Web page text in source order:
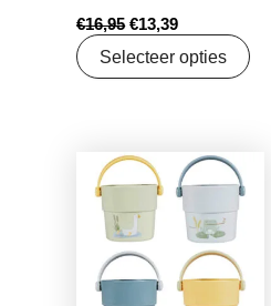
€16,95 €13,39
Selecteer opties
Oorspronkelijke
prijs
€16,95.
Huidige
prijs
is:
€13,39.